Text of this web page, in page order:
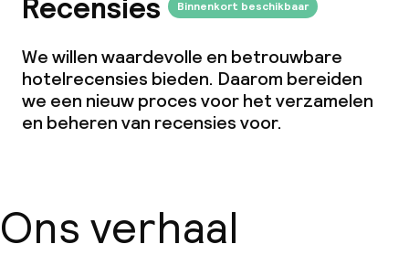
Recensies Binnenkort beschikbaar
We willen waardevolle en betrouwbare
hotelrecensies bieden. Daarom bereiden
we een nieuw proces voor het verzamelen
en beheren van recensies voor.
Ons verhaal